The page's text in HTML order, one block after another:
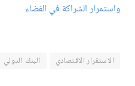
واستمرار الشراكة في الفضاء
الاستقرار الاقتصادي البنك الدولي